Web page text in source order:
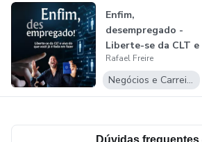
Enfim,
desempregado -
Liberte-se da CLT e
viva do que você j...
Rafael Freire
Negócios e Carreira